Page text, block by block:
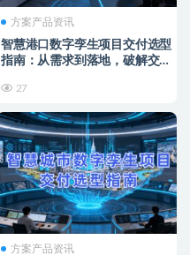
方案产品资讯
智慧港口数字孪生项目交付选型
指南：从需求到落地，破解交付
27
方案产品资讯